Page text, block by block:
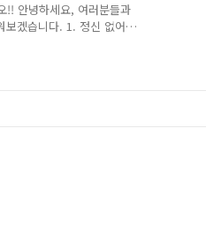
안녕하세요, 여러분들과
보겠습니다. 1. 정신 없어
thần kinh : (명) 신경, 정
hiểu nhầm. 나 / 이해